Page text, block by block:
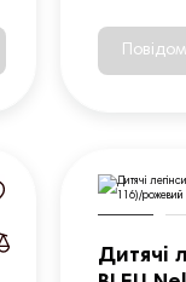
Дитячі